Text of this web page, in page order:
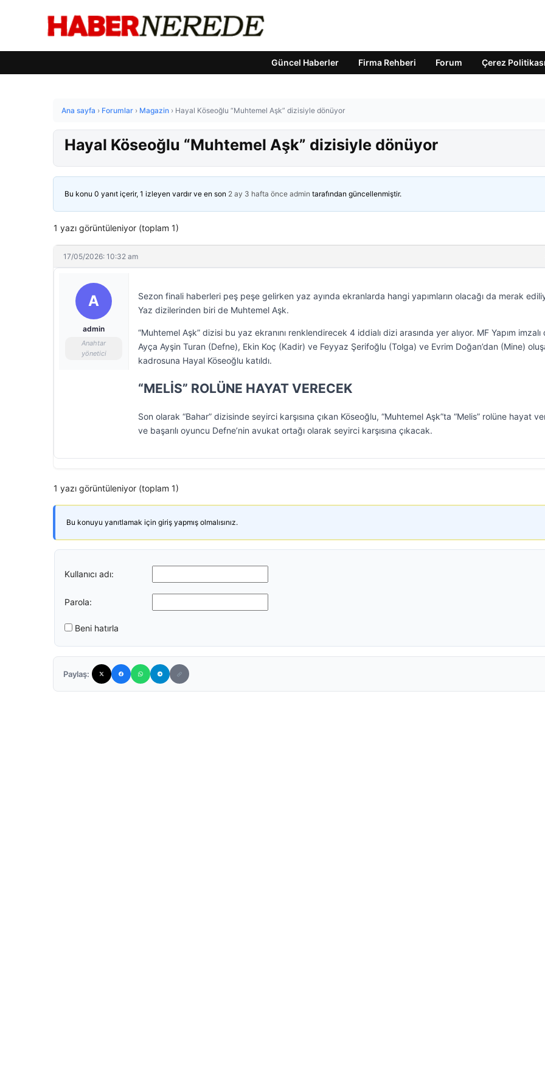
Güncel Haberler Firma Rehberi Forum Çerez Politikası
Ana sayfa › Forumlar › Magazin › Hayal Köseoğlu “Muhtemel Aşk” dizisiyle dönüyor
Hayal Köseoğlu “Muhtemel Aşk” dizisiyle dönüyor
Bu konu 0 yanıt içerir, 1 izleyen vardır ve en son 2 ay 3 hafta önce admin tarafından güncellenmiştir.
1 yazı görüntüleniyor (toplam 1)
17/05/2026: 10:32 am
A
admin
Anahtar
yönetici
Sezon finali haberleri peş peşe gelirken yaz ayında ekranlarda hangi yapımların olacağı da merak
Yaz dizilerinden biri de Muhtemel Aşk.
“Muhtemel Aşk” dizisi bu yaz ekranını renklendirecek 4 iddialı dizi arasında yer alıyor. MF Yapım imzalı
Ayça Ayşin Turan (Defne), Ekin Koç (Kadir) ve Feyyaz Şerifoğlu (Tolga) ve Evrim Doğan’dan (Mine)
kadrosuna Hayal Köseoğlu katıldı.
“MELİS” ROLÜNE HAYAT VERECEK
Son olarak “Bahar” dizisinde seyirci karşısına çıkan Köseoğlu, “Muhtemel Aşk”ta “Melis” rolüne hayat
ve başarılı oyuncu Defne’nin avukat ortağı olarak seyirci karşısına çıkacak.
1 yazı görüntüleniyor (toplam 1)
Bu konuyu yanıtlamak için giriş yapmış olmalısınız.
Kullanıcı adı:
Parola:
Beni hatırla
Paylaş: